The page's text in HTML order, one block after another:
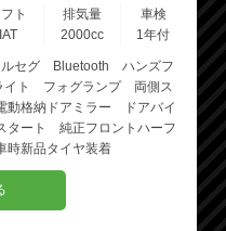
ト
IAT
排気量
2000cc
車検
1年付
セグ Bluetooth ハンズフ
ト フォグランプ 両側ス
格納ドアミラー ドアバイ
ート 純正フロントハーフ
新品タイヤ装着